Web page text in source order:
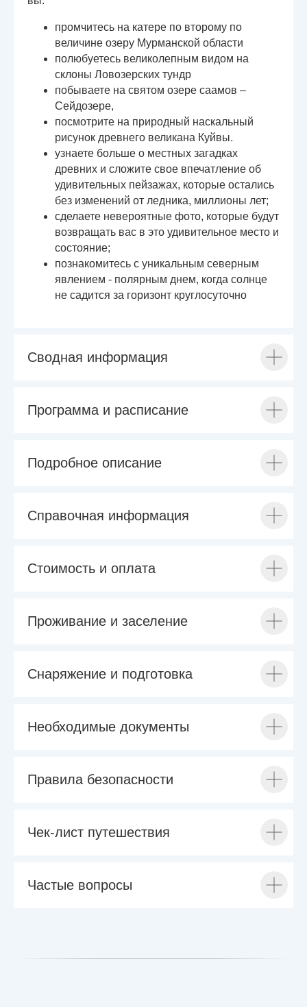
промчитесь на катере по второму по
величине озеру Мурманской области
полюбуетесь великолепным видом на
склоны Ловозерских тундр
побываете на святом озере саамов –
Сейдозере,
посмотрите на природный наскальный
рисунок древнего великана Куйвы.
узнаете больше о местных загадках
древних и сложите свое впечатление об
удивительных пейзажах, которые остались
без изменений от ледника, миллионы лет;
сделаете невероятные фото, которые будут
возвращать вас в это удивительное место и
состояние;
познакомитесь с уникальным северным
явлением - полярным днем, когда солнце
не садится за горизонт круглосуточно
Сводная информация
Программа и расписание
Подробное описание
Справочная информация
Стоимость и оплата
Проживание и заселение
Снаряжение и подготовка
Необходимые документы
Правила безопасности
Чек-лист путешествия
Частые вопросы